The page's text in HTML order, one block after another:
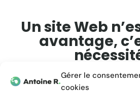
Gérer le
cookies
Un site Web
avantage,